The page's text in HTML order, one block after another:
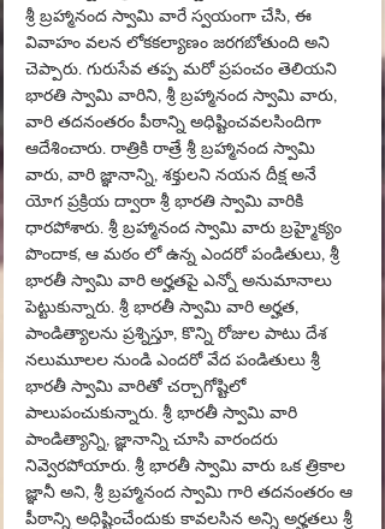
శ్రీ బ్రహ్మానంద స్వామి వారే స్వయంగా చేసి, ఈ
వివాహం వలన లోకకల్యాణం జరగబోతుంది అని
చెప్పారు. గురుసేవ తప్ప మరో ప్రపంచం తెలియని
భారతి స్వామి వారిని, శ్రీ బ్రహ్మానంద స్వామి వారు,
వారి తదనంతరం పీఠాన్ని అధిష్టించవలసిందిగా
ఆదేశించారు. రాత్రికి రాత్రే శ్రీ బ్రహ్మానంద స్వామి
వారు, వారి జ్ఞానాన్ని, శక్తులని నయన దీక్ష అనే
యోగ ప్రక్రియ ద్వారా శ్రీ భారతి స్వామి వారికి
ధారపోశారు. శ్రీ బ్రహ్మానంద స్వామి వారు బ్రహ్మైక్యం
పొందాక, ఆ మఠం లో ఉన్న ఎందరో పండితులు, శ్రీ
భారతీ స్వామి వారి అర్హతపై ఎన్నో అనుమానాలు
పెట్టుకున్నారు. శ్రీ భారతీ స్వామి వారి అర్హత,
పాండిత్యాలను ప్రశ్నిస్తూ, కొన్ని రోజుల పాటు దేశ
నలుమూలల నుండి ఎందరో వేద పండితులు శ్రీ
భారతీ స్వామి వారితో చర్చాగోష్టిలో
పాలుపంచుకున్నారు. శ్రీ భారతీ స్వామి వారి
పాండిత్యాన్ని, జ్ఞానాన్ని చూసి వారందరు
నివ్వెరపోయారు. శ్రీ భారతీ స్వామి వారు ఒక త్రికాల
జ్ఞానీ అని, శ్రీ బ్రహ్మానంద స్వామి గారి తదనంతరం ఆ
పీఠాన్ని అధిష్టించేందుకు కావలసిన అన్ని అర్హతలు శ్రీ